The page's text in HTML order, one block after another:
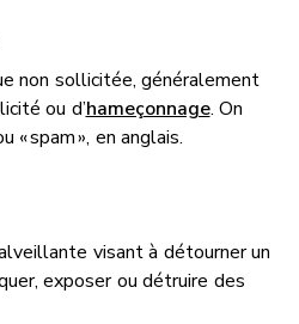
non sollicitée, généralement
ou d’hameçonnage. On
« spam », en anglais.
visant à détourner un
exposer ou détruire des